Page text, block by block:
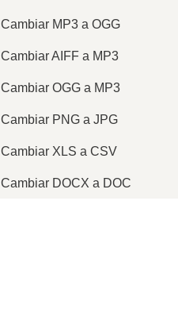
Cambiar MP3 a OGG
Cambiar AIFF a MP3
Cambiar OGG a MP3
Cambiar PNG a JPG
Cambiar XLS a CSV
Cambiar DOCX a DOC